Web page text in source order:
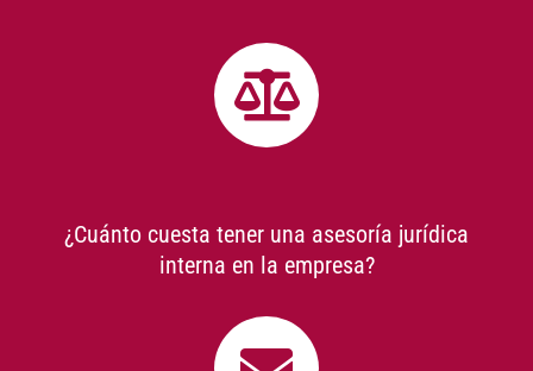
¿Cuánto cuesta tener una asesoría jurídica
interna en la empresa?